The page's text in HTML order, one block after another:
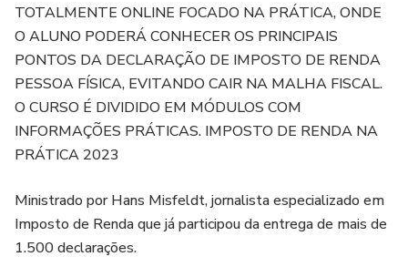
TOTALMENTE ONLINE FOCADO NA PRÁTICA, ONDE
O ALUNO PODERÁ CONHECER OS PRINCIPAIS
PONTOS DA DECLARAÇÃO DE IMPOSTO DE RENDA
PESSOA FÍSICA, EVITANDO CAIR NA MALHA FISCAL.
O CURSO É DIVIDIDO EM MÓDULOS COM
INFORMAÇÕES PRÁTICAS. IMPOSTO DE RENDA NA
PRÁTICA 2023
Ministrado por Hans Misfeldt, jornalista especializado em
Imposto de Renda que já participou da entrega de mais de
1.500 declarações.